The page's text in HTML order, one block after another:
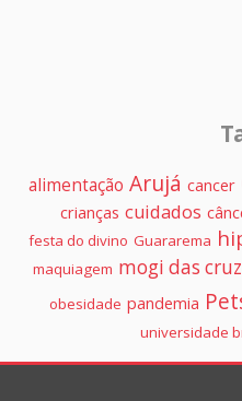
alimentação Arujá cancer
crianças cuidados
festa do divino Guararema
maquiagem mogi das
obesidade pandemia
universidade